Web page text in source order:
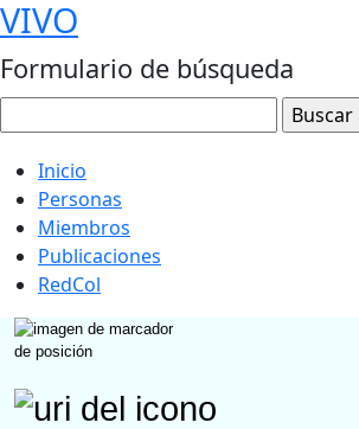
VIVO
Formulario de búsqueda
Inicio
Personas
Miembros
Publicaciones
RedCol